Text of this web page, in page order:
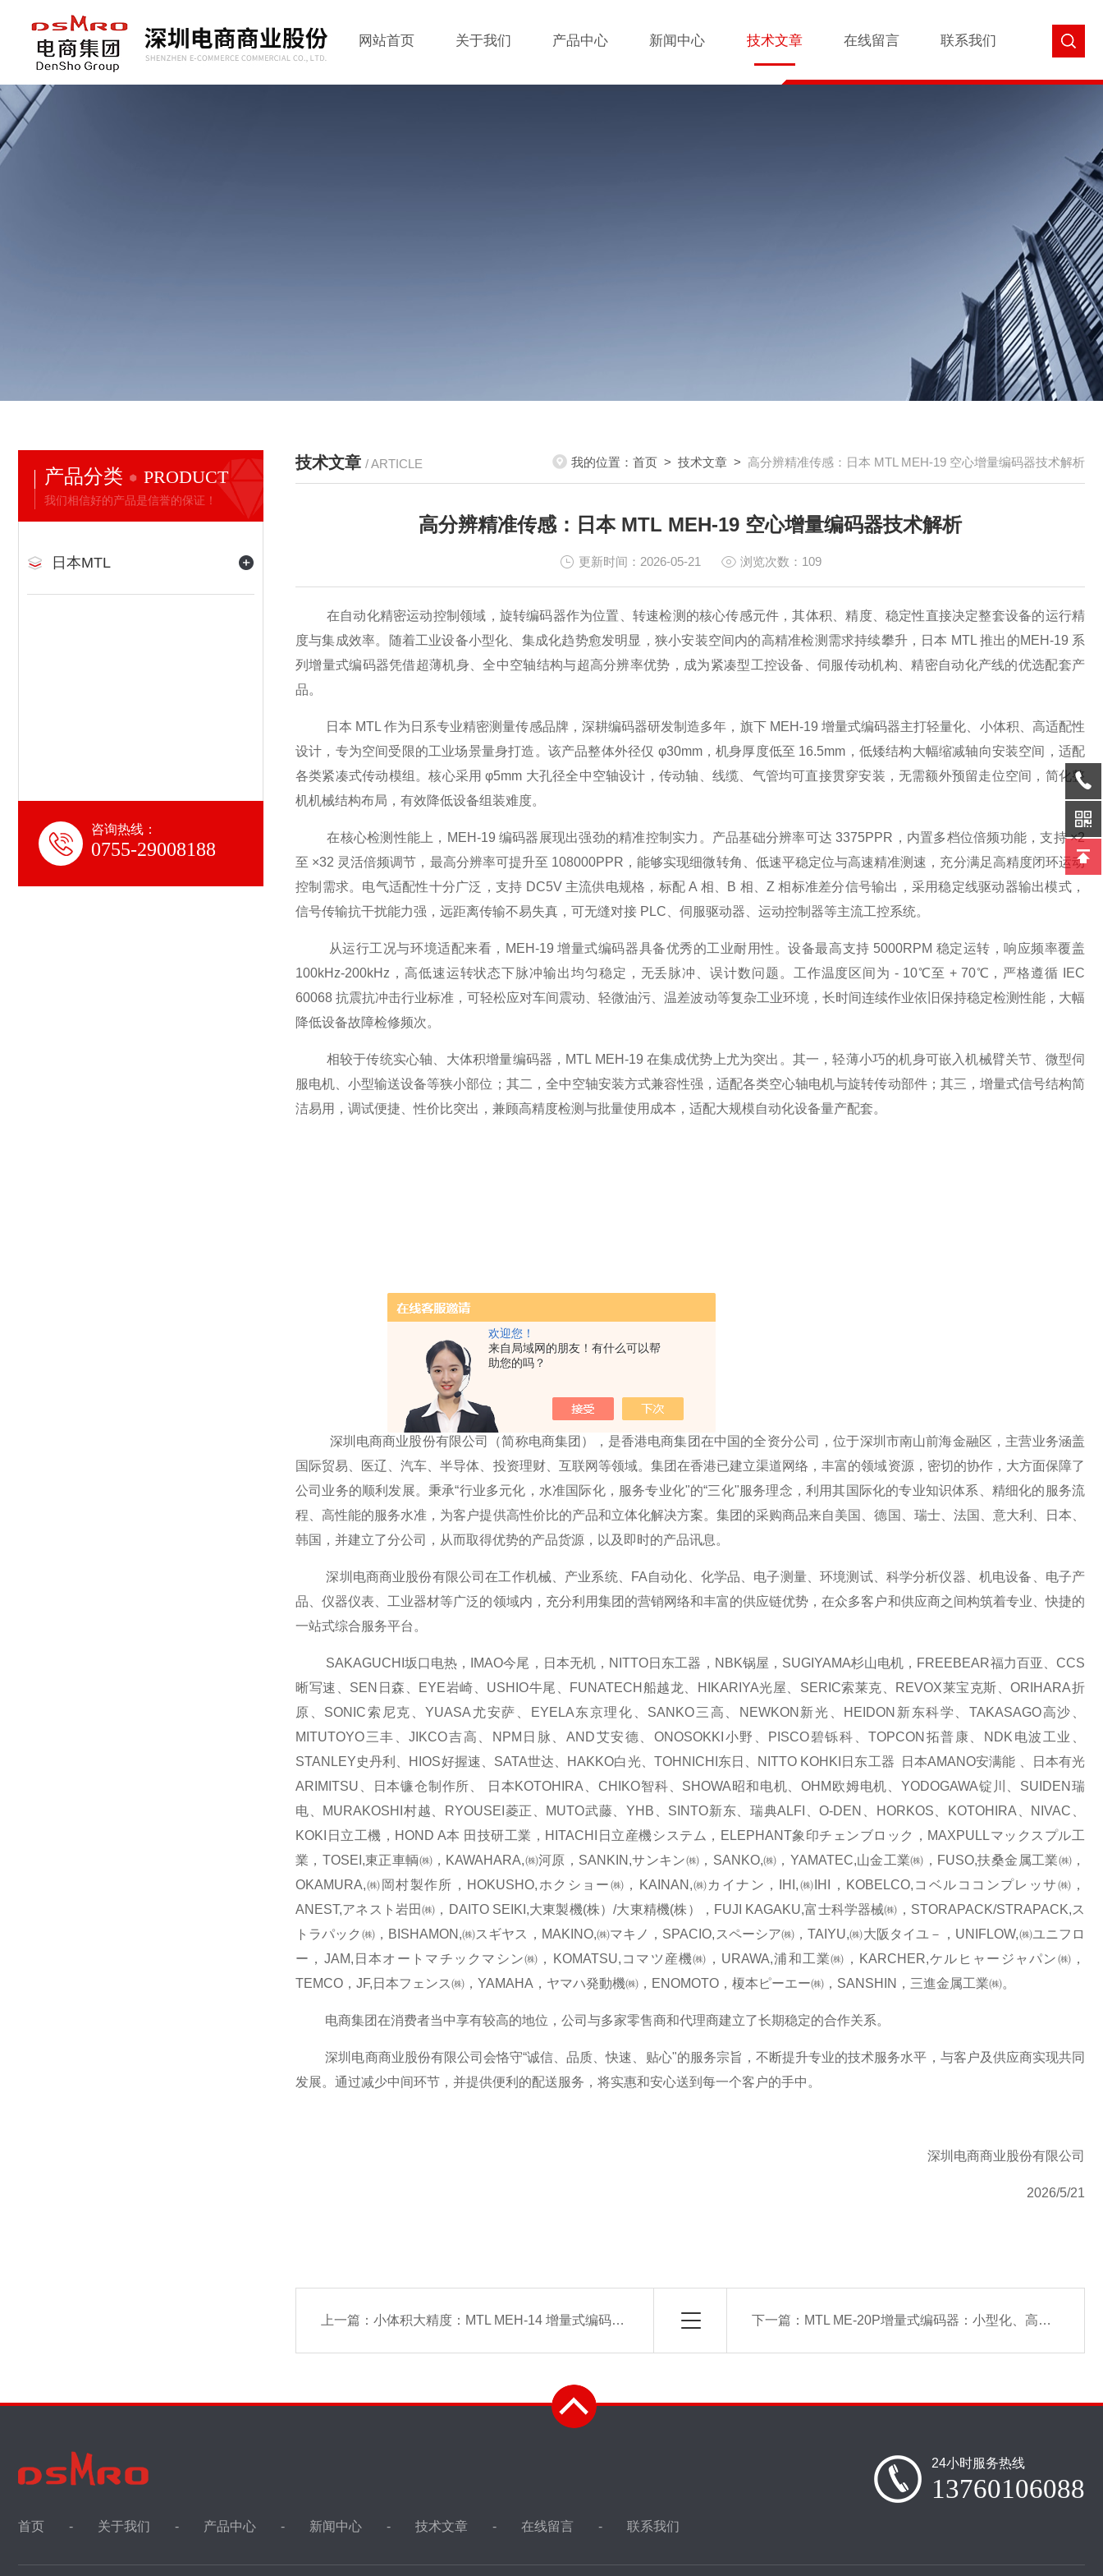
欢迎您！
来自局域网的朋友！有什么可以帮
助您的吗？
网站首页 关于我们 产品中心 新闻中心 技术文章 在线留言 联系我们
产品分类 PRODUCT
我们相信好的产品是信誉的保证！
日本MTL
咨询热线：
0755-29008188
技术文章 / ARTICLE 我的位置： 首页 > 技术文章 > 高分辨精准传感：日本 MTL MEH-19 空心增量编码器技术解析
高分辨精准传感：日本 MTL MEH-19 空心增量编码器技术解析
更新时间：2026-05-21 浏览次数：109
在自动化精密运动控制领域，旋转编码器作为位置、转速检测的核心传感元件，其体积、精度、稳定性直接决定整套设备的运行精
度与集成效率。随着工业设备小型化、集成化趋势愈发明显，狭小安装空间内的高精准检测需求持续攀升，日本 MTL 推出的MEH-19 系
列增量式编码器凭借超薄机身、全中空轴结构与超高分辨率优势，成为紧凑型工控设备、伺服传动机构、精密自动化产线的优选配套产
品。
日本 MTL 作为日系专业精密测量传感品牌，深耕编码器研发制造多年，旗下 MEH-19 增量式编码器主打轻量化、小体积、高适配性
设计，专为空间受限的工业场景量身打造。该产品整体外径仅 φ30mm，机身厚度低至 16.5mm，低矮结构大幅缩减轴向安装空间，适配
各类紧凑式传动模组。核心采用 φ5mm 大孔径全中空轴设计，传动轴、线缆、气管均可直接贯穿安装，无需额外预留走位空间，简化整
机机械结构布局，有效降低设备组装难度。
在核心检测性能上，MEH-19 编码器展现出强劲的精准控制实力。产品基础分辨率可达 3375PPR，内置多档位倍频功能，支持 ×2
至 ×32 灵活倍频调节，最高分辨率可提升至 108000PPR，能够实现细微转角、低速平稳定位与高速精准测速，充分满足高精度闭环运动
控制需求。电气适配性十分广泛，支持 DC5V 主流供电规格，标配 A 相、B 相、Z 相标准差分信号输出，采用稳定线驱动器输出模式，
信号传输抗干扰能力强，远距离传输不易失真，可无缝对接 PLC、伺服驱动器、运动控制器等主流工控系统。
从运行工况与环境适配来看，MEH-19 增量式编码器具备优秀的工业耐用性。设备最高支持 5000RPM 稳定运转，响应频率覆盖
100kHz-200kHz，高低速运转状态下脉冲输出均匀稳定，无丢脉冲、误计数问题。工作温度区间为 - 10℃至 + 70℃，严格遵循 IEC
60068 抗震抗冲击行业标准，可轻松应对车间震动、轻微油污、温差波动等复杂工业环境，长时间连续作业依旧保持稳定检测性能，大幅
降低设备故障检修频次。
相较于传统实心轴、大体积增量编码器，MTL MEH-19 在集成优势上尤为突出。其一，轻薄小巧的机身可嵌入机械臂关节、微型伺
服电机、小型输送设备等狭小部位；其二，全中空轴安装方式兼容性强，适配各类空心轴电机与旋转传动部件；其三，增量式信号结构简
洁易用，调试便捷、性价比突出，兼顾高精度检测与批量使用成本，适配大规模自动化设备量产配套。
深圳电商商业股份有限公司（简称电商集团），是香港电商集团在中国的全资分公司，位于深圳市南山前海金融区，主营业务涵盖
国际贸易、医辽、汽车、半导体、投资理财、互联网等领域。集团在香港已建立渠道网络，丰富的领域资源，密切的协作，大方面保障了
公司业务的顺利发展。秉承“行业多元化，水准国际化，服务专业化"的“三化"服务理念，利用其国际化的专业知识体系、精细化的服务流
程、高性能的服务水准，为客户提供高性价比的产品和立体化解决方案。集团的采购商品来自美国、德国、瑞士、法国、意大利、日本、
韩国，并建立了分公司，从而取得优势的产品货源，以及即时的产品讯息。
深圳电商商业股份有限公司在工作机械、产业系统、FA自动化、化学品、电子测量、环境测试、科学分析仪器、机电设备、电子产
品、仪器仪表、工业器材等广泛的领域内，充分利用集团的营销网络和丰富的供应链优势，在众多客户和供应商之间构筑着专业、快捷的
一站式综合服务平台。
SAKAGUCHI坂口电热，IMAO今尾，日本无机，NITTO日东工器，NBK锅屋，SUGIYAMA杉山电机，FREEBEAR福力百亚、CCS
晰写速、SEN日森、EYE岩崎、USHIO牛尾、FUNATECH船越龙、HIKARIYA光屋、SERIC索莱克、REVOX莱宝克斯、ORIHARA折
原、SONIC索尼克、YUASA尤安萨、EYELA东京理化、SANKO三高、NEWKON新光、HEIDON新东科学、TAKASAGO高沙、
MITUTOYO三丰、JIKCO吉高、NPM日脉、AND艾安德、ONOSOKKI小野、PISCO碧铄科、TOPCON拓普康、NDK电波工业、
STANLEY史丹利、HIOS好握速、SATA世达、HAKKO白光、TOHNICHI东日、NITTO KOHKI日东工器 日本AMANO安满能 、日本有光
ARIMITSU、日本镰仓制作所、 日本KOTOHIRA、CHIKO智科、SHOWA昭和电机、OHM欧姆电机、YODOGAWA锭川、SUIDEN瑞
电、MURAKOSHI村越、RYOUSEI菱正、MUTO武藤、YHB、SINTO新东、瑞典ALFI、O-DEN、HORKOS、KOTOHIRA、NIVAC、
KOKI日立工機，HOND A本 田技研工業，HITACHI日立産機システム，ELEPHANT象印チェンブロック，MAXPULLマックスプル工
業，TOSEI,東正車輌㈱，KAWAHARA,㈱河原，SANKIN,サンキン㈱，SANKO,㈱，YAMATEC,山金工業㈱，FUSO,扶桑金属工業㈱，
OKAMURA,㈱岡村製作所，HOKUSHO,ホクショー㈱，KAINAN,㈱カイナン，IHI,㈱IHI，KOBELCO,コベルココンプレッサ㈱，
ANEST,アネスト岩田㈱，DAITO SEIKI,大東製機(株）/大東精機(株），FUJI KAGAKU,富士科学器械㈱，STORAPACK/STRAPACK,ス
トラパック㈱，BISHAMON,㈱スギヤス，MAKINO,㈱マキノ，SPACIO,スペーシア㈱，TAIYU,㈱大阪タイユ－，UNIFLOW,㈱ユニフロ
ー，JAM,日本オートマチックマシン㈱，KOMATSU,コマツ産機㈱，URAWA,浦和工業㈱，KARCHER,ケルヒャージャパン㈱，
TEMCO，JF,日本フェンス㈱，YAMAHA，ヤマハ発動機㈱，ENOMOTO，榎本ピーエー㈱，SANSHIN，三進金属工業㈱。
电商集团在消费者当中享有较高的地位，公司与多家零售商和代理商建立了长期稳定的合作关系。
深圳电商商业股份有限公司会恪守“诚信、品质、快速、贴心"的服务宗旨，不断提升专业的技术服务水平，与客户及供应商实现共同
发展。通过减少中间环节，并提供便利的配送服务，将实惠和安心送到每一个客户的手中。
深圳电商商业股份有限公司
2026/5/21
上一篇： 小体积大精度：MTL MEH-14 增量式编码器设计与性能 下一篇： MTL ME-20P增量式编码器：小型化、高分辨率与高速响应的精密运动反馈方案
首页 关于我们 产品中心 新闻中心 技术文章 在线留言 联系我们
24小时服务热线
13760106088